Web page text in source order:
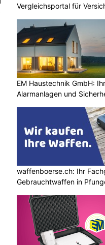
Vergleichsportal für
EM Haustechnik GmbH:
Alarmanlagen und
waffenboerse.ch: Ihr
Gebrauchtwaffen in